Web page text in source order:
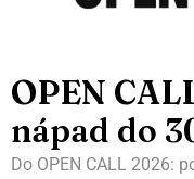
OPEN
nápad do
Do OPEN CALL 2026: